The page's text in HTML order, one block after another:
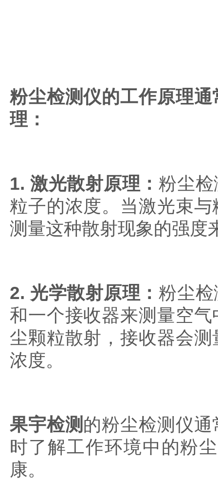
粉尘检测仪的工作原理
理：
1. 激光散射原理： 粉尘
粒子的浓度。当激光束
测量这种散射现象的强度
2. 光学散射原理： 粉尘
和一个接收器来测量空
尘颗粒散射，接收器会
浓度。
果宇检测 的粉尘检测仪
时了解工作环境中的粉
康。